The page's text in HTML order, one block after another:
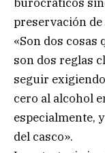
preservación de
«Son dos cosas
son dos reglas
seguir
cero al alcohol
especialmente,
del casco».